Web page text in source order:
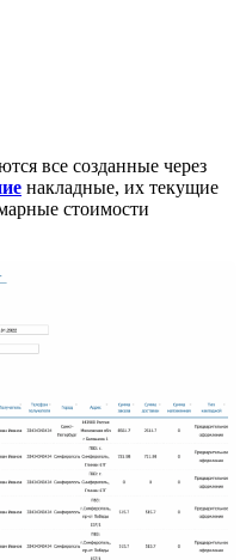
все созданные через
накладные, их текущие
стоимости